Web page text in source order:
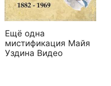
Ещё одна
мистификация Майя
Уздина Видео